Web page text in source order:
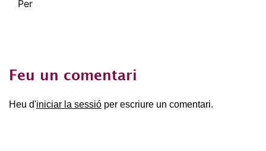
Per
Feu un comentari
Heu d'iniciar la sessió per escriure un comentari.